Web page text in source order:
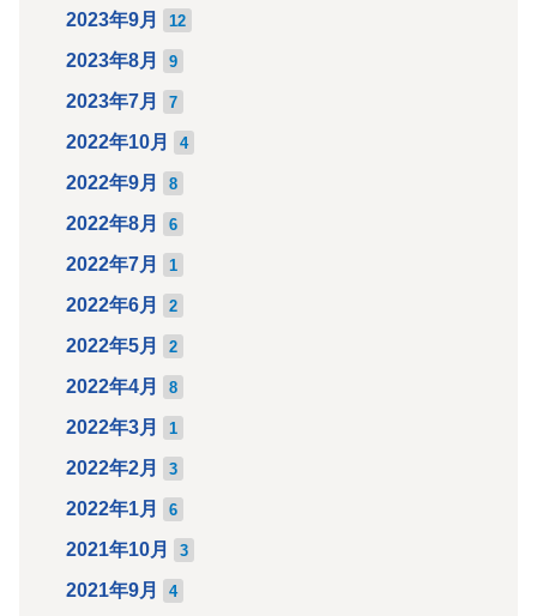
2023年9月 12
2023年8月 9
2023年7月 7
2022年10月 4
2022年9月 8
2022年8月 6
2022年7月 1
2022年6月 2
2022年5月 2
2022年4月 8
2022年3月 1
2022年2月 3
2022年1月 6
2021年10月 3
2021年9月 4